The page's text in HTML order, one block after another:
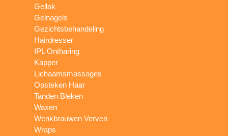
Gellak
Gelnagels
Gezichtsbehandeling
Hairdresser
IPL Ontharing
Kapper
Lichaamsmassages
Opsteken Haar
Tanden Bleken
Waxen
Wenkbrauwen Verven
Wraps